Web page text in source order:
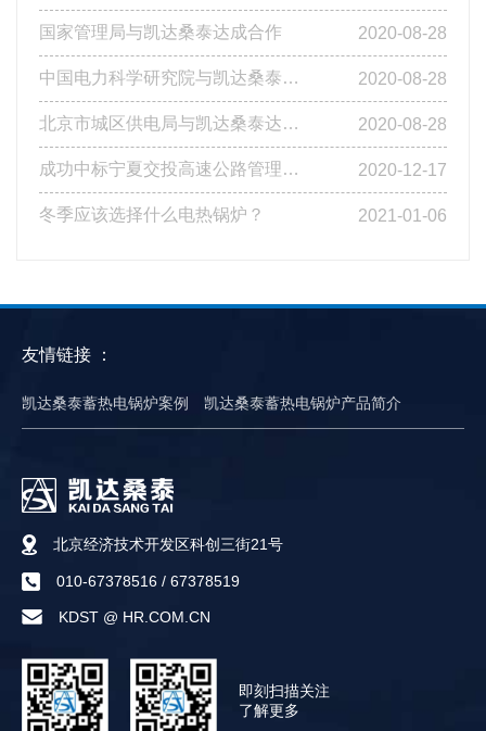
国家管理局与凯达桑泰达成合作 2020-08-28
中国电力科学研究院与凯达桑泰达成合作 2020-08-28
北京市城区供电局与凯达桑泰达成合作 2020-08-28
成功中标宁夏交投高速公路管理有限公司基层站点燃煤改造工程第四标段 2020-12-17
冬季应该选择什么电热锅炉？ 2021-01-06
友情链接 ：
凯达桑泰蓄热电锅炉案例 凯达桑泰蓄热电锅炉产品简介
北京经济技术开发区科创三街21号
010-67378516 / 67378519
KDST @ HR.COM.CN
即刻扫描关注
了解更多